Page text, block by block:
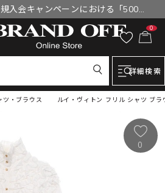
入会キャンペーンにおける「500円
」付与漏れと補填について
0
詳細検索
ルイ・ヴィトン フリル シャツ ブ
ツ・ブラウス
0